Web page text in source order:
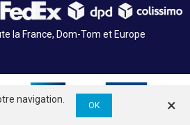
la France, Dom-Tom et Europe
navigation.
OK ×